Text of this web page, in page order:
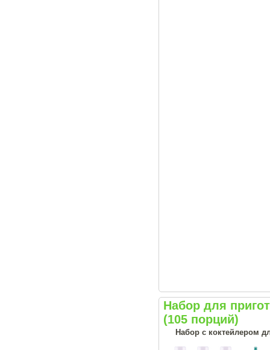
Набор для
(105 порций)
Набор с коктейлером